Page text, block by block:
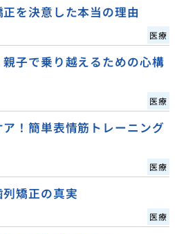
を決意した本当の理由
医療
子で乗り越えるための心構
医療
！簡単表情筋トレーニング
医療
矯正の真実
医療